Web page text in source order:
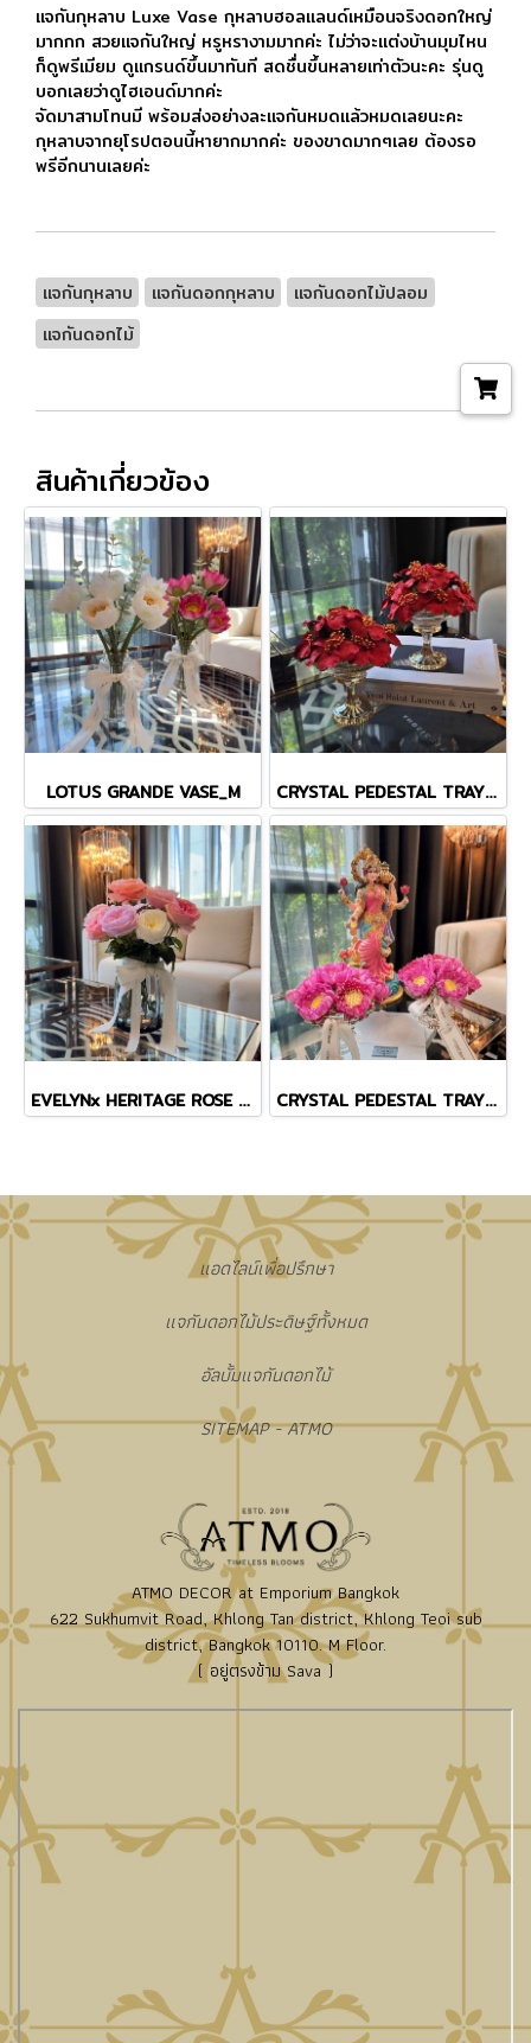
แจกันกุหลาบ Luxe Vase กุหลาบฮอลแลนด์เหมือนจริงดอกใหญ่
มากกก สวยแจกันใหญ่ หรูหรางามมากค่ะ ไม่ว่าจะแต่งบ้านมุมไหน
ก็ดูพรีเมียม ดูแกรนด์ขึ้นมาทันที สดชื่นขึ้นหลายเท่าตัวนะคะ รุ่นดู
บอกเลยว่าดูไฮเอนด์มากค่ะ
จัดมาสามโทนมี พร้อมส่งอย่างละแจกันหมดแล้วหมดเลยนะคะ
กุหลาบจากยุโรปตอนนี้หายากมากค่ะ ของขาดมากๆเลย ต้องรอ
พรีอีกนานเลยค่ะ
แจกันกุหลาบ แจกันดอกกุหลาบ
แจกันดอกไม้ปลอม
แจกันดอกไม้
สินค้าเกี่ยวข้อง
LOTUS GRANDE VASE_M CRYSTAL PEDESTAL TRAY WITH HIBISCUS
EVELYNx HERITAGE ROSE BLACK CRYSTAL VASE CRYSTAL PEDESTAL TRAY WITH LOTUS
แอดไลน์เพื่อปรึกษา
แจกันดอกไม้ประดิษฐ์ทั้งหมด
อัลบั้มแจกันดอกไม้
SITEMAP - ATMO
ATMO DECOR at Emporium Bangkok
622 Sukhumvit Road, Khlong Tan district, Khlong Teoi sub
district, Bangkok 10110. M Floor.
( อยู่ตรงข้าม Sava )